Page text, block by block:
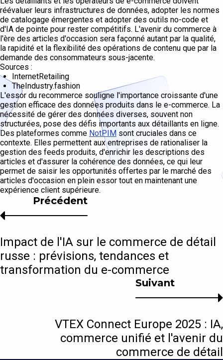
réévaluer leurs infrastructures de données, adopter les normes
de catalogage émergentes et adopter des outils no-code et
d'IA de pointe pour rester compétitifs. L'avenir du commerce à
l'ère des articles d'occasion sera façonné autant par la qualité,
la rapidité et la flexibilité des opérations de contenu que par la
demande des consommateurs sous-jacente.
Sources :
InternetRetailing
TheIndustry.fashion
L'essor du recommerce souligne l'importance croissante d'une
gestion efficace des données produits dans le e-commerce. La
nécessité de gérer des données diverses, souvent non
structurées, pose des défis importants aux détaillants en ligne.
Des plateformes comme NotPIM sont cruciales dans ce
contexte. Elles permettent aux entreprises de rationaliser la
gestion des feeds produits, d'enrichir les descriptions des
articles et d'assurer la cohérence des données, ce qui leur
permet de saisir les opportunités offertes par le marché des
articles d'occasion en plein essor tout en maintenant une
expérience client supérieure.
Suivant
VTEX Connect Europe 2025 : IA,
commerce unifié et l'avenir du
commerce de détail
Précédent
Impact de l'IA sur le commerce de détail
russe : prévisions, tendances et
transformation du e-commerce